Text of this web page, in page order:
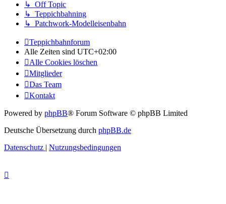
↳ Off Topic
↳ Teppichbahning
↳ Patchwork-Modelleisenbahn
Teppichbahnforum
Alle Zeiten sind UTC+02:00
Alle Cookies löschen
Mitglieder
Das Team
Kontakt
Powered by phpBB® Forum Software © phpBB Limited
Deutsche Übersetzung durch phpBB.de
Datenschutz | Nutzungsbedingungen